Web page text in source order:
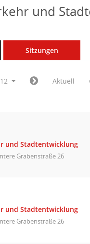
und
Sitzungen
Aktuell
und Stadtentwicklung
Grabenstraße 26
und Stadtentwicklung
Grabenstraße 26